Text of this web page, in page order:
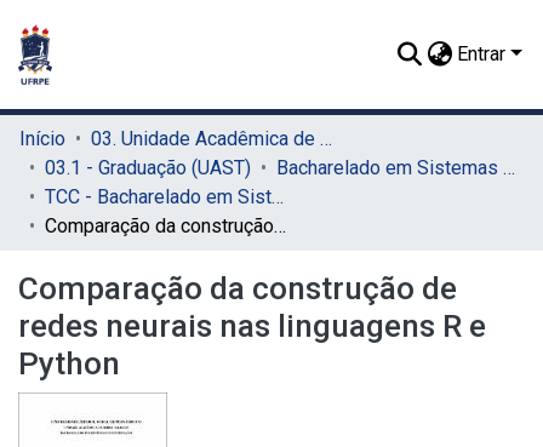
Entrar
Início
03. Unidade Acadêmica de Serra Talhada (UAST)
03.1 - Graduação (UAST)
Bacharelado em Sistemas de Informação (UAST)
TCC - Bacharelado em Sistemas de Informação (UAST)
Comparação da construção de redes neurais nas linguagens R e Python
Comparação da construção de
redes neurais nas linguagens R e
Python